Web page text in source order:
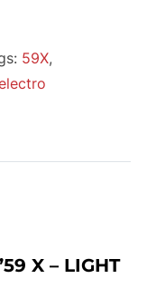
59X,
X – LIGHT